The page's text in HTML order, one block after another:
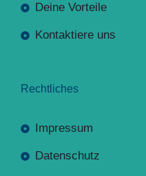
Deine Vorteile
Kontaktiere uns
Rechtliches
Impressum
Datenschutz